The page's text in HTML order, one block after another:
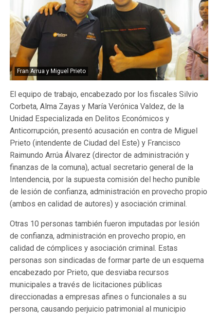
Fran Arrua y Miguel Prieto
El equipo de trabajo, encabezado por los fiscales Silvio
Corbeta, Alma Zayas y María Verónica Valdez, de la
Unidad Especializada en Delitos Económicos y
Anticorrupción, presentó acusación en contra de Miguel
Prieto (intendente de Ciudad del Este) y Francisco
Raimundo Arrúa Álvarez (director de administración y
finanzas de la comuna), actual secretario general de la
Intendencia, por la supuesta comisión del hecho punible
de lesión de confianza, administración en provecho propio
(ambos en calidad de autores) y asociación criminal.
Otras 10 personas también fueron imputadas por lesión
de confianza, administración en provecho propio, en
calidad de cómplices y asociación criminal. Estas
personas son sindicadas de formar parte de un esquema
encabezado por Prieto, que desviaba recursos
municipales a través de licitaciones públicas
direccionadas a empresas afines o funcionales a su
persona, causando perjuicio patrimonial al municipio